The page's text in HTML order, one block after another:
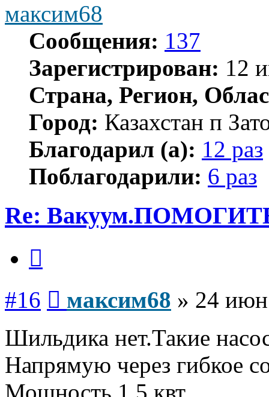
максим68
Сообщения: 137
Зарегистрирован: 12
Страна, Регион,
Город: Казахстан п
Благодарил (а): 12 раз
Поблагодарили: 6 раз
Re:
#16 максим68 » 24
Шильдика нет.Такие
Напрямую через гибкое
Мощность 1.5 квт.